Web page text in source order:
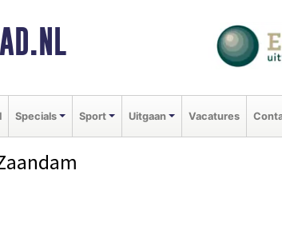
Specials Sport Uitgaan Vacatures